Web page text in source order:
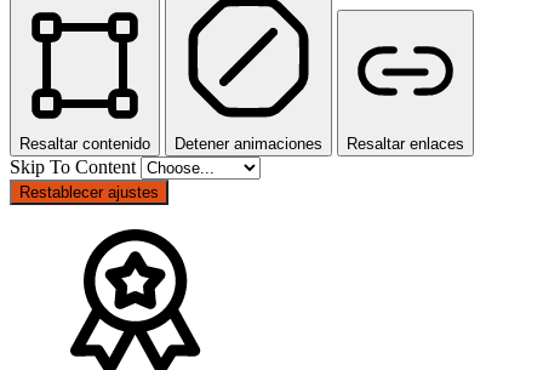
Resaltar contenido Detener animaciones Resaltar enlaces
Skip To Content
Restablecer ajustes